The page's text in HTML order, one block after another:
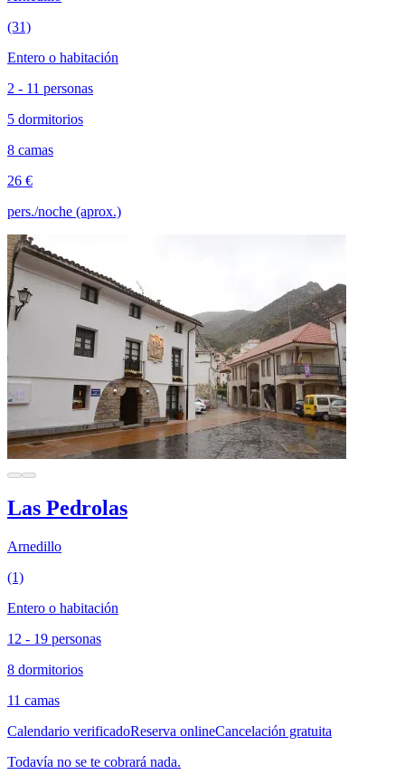
(31)
Entero o habitación
2 - 11 personas
5 dormitorios
8 camas
26 €
pers./noche (aprox.)
Las Pedrolas
Arnedillo
(1)
Entero o habitación
12 - 19 personas
8 dormitorios
11 camas
Calendario verificadoReserva onlineCancelación gratuita
Todavía no se te cobrará nada.